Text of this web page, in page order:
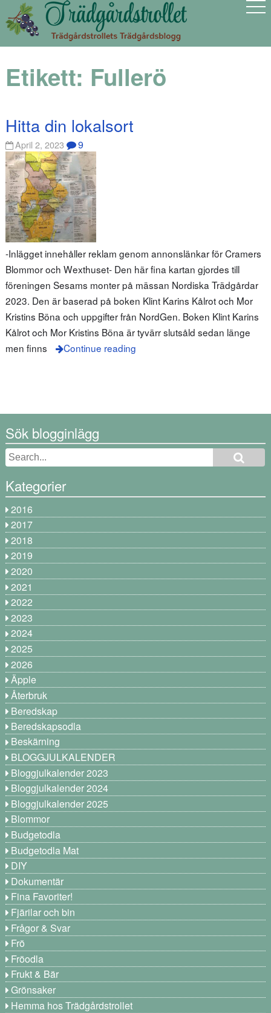
Etikett: Fullerö
Hitta din lokalsort
April 2, 2023 9
-Inlägget innehåller reklam genom annonslänkar för Cramers
Blommor och Wexthuset- Den här fina kartan gjordes till
föreningen Sesams monter på mässan Nordiska Trädgårdar
2023. Den är baserad på boken Klint Karins Kålrot och Mor
Kristins Böna och uppgifter från NordGen. Boken Klint Karins
Kålrot och Mor Kristins Böna är tyvärr slutsåld sedan länge
men finns
Continue reading
Sök blogginlägg
Kategorier
2016
2017
2018
2019
2020
2021
2022
2023
2024
2025
2026
Äpple
Återbruk
Beredskap
Beredskapsodla
Beskärning
BLOGGJULKALENDER
Bloggjulkalender 2023
Bloggjulkalender 2024
Bloggjulkalender 2025
Blommor
Budgetodla
Budgetodla Mat
DIY
Dokumentär
Fina Favoriter!
Fjärilar och bin
Frågor & Svar
Frö
Fröodla
Frukt & Bär
Grönsaker
Hemma hos Trädgårdstrollet